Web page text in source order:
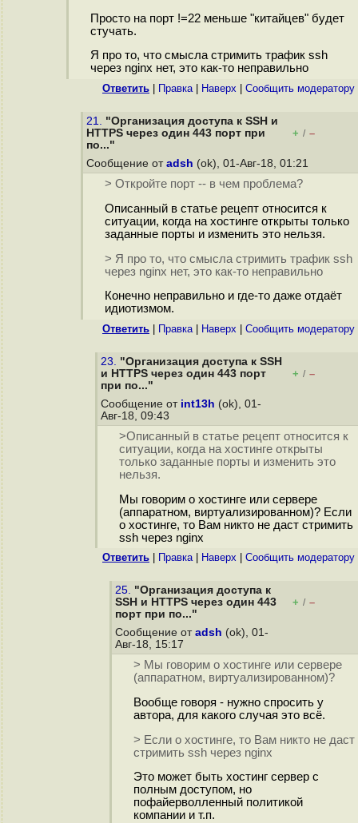
Просто на порт !=22 меньше "китайцев" будет
стучать.
Я про то, что смысла стримить трафик ssh
через nginx нет, это как-то неправильно
Ответить Правка| Наверх Cообщить модератору
21. "Организация доступа к SSH и
HTTPS через один 443 порт при
по..."
+ / –
Сообщение от adsh (ok), 01-Авг-18, 01:21
> Откройте порт -- в чем проблема?
Описанный в статье рецепт относится к
ситуации, когда на хостинге открыты только
заданные порты и изменить это нельзя.
> Я про то, что смысла стримить трафик ssh
через nginx нет, это как-то неправильно
Конечно неправильно и где-то даже отдаёт
идиотизмом.
Ответить Правка| Наверх Cообщить модератору
23. "Организация доступа к SSH
и HTTPS через один 443 порт
при по..."
+ / –
Сообщение от int13h (ok), 01-
Авг-18, 09:43
>Описанный в статье рецепт относится к
ситуации, когда на хостинге открыты
только заданные порты и изменить это
нельзя.
Мы говорим о хостинге или сервере
(аппаратном, виртуализированном)? Если
о хостинге, то Вам никто не даст стримить
ssh через nginx
Ответить Правка| Наверх Cообщить модератору
25. "Организация доступа к
SSH и HTTPS через один 443
порт при по..."
+ / –
Сообщение от adsh (ok), 01-
Авг-18, 15:17
> Мы говорим о хостинге или сервере
(аппаратном, виртуализированном)?
Вообще говоря - нужно спросить у
автора, для какого случая это всё.
> Если о хостинге, то Вам никто не даст
стримить ssh через nginx
Это может быть хостинг сервер с
полным доступом, но
пофайерволленный политикой
компании и т.п.